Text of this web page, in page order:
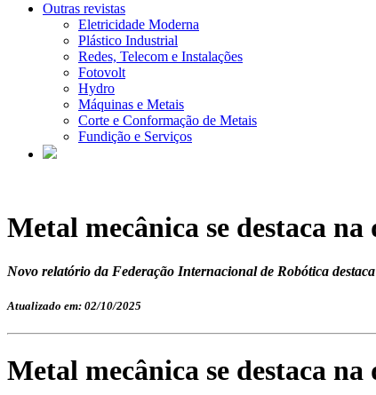
Outras revistas
Eletricidade Moderna
Plástico Industrial
Redes, Telecom e Instalações
Fotovolt
Hydro
Máquinas e Metais
Corte e Conformação de Metais
Fundição e Serviços
Metal mecânica se destaca
Novo relatório da Federação Internacional de Robótica
Atualizado em: 02/10/2025
Metal mecânica se destaca